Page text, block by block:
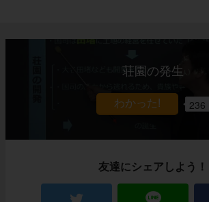
荘園の発生
236
友達にシェアしよう！